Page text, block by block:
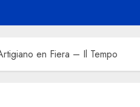
en Fiera – Il Tempo